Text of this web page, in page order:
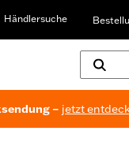
Händlersuche
– jetzt